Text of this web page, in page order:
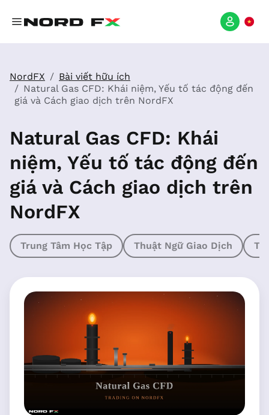
NordFX
Bài viết hữu ích
Natural Gas CFD: Khái niệm, Yếu tố tác động đến
giá và Cách giao dịch trên NordFX
Natural Gas CFD: Khái
niệm, Yếu tố tác động đến
giá và Cách giao dịch trên
NordFX
Trung Tâm Học Tập Thuật Ngữ Giao Dịch